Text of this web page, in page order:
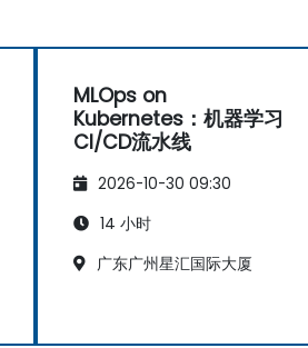
MLOps on
Kubernetes：机器学习
CI/CD流水线
2026-10-30 09:30
14 小时
广东广州星汇国际大厦